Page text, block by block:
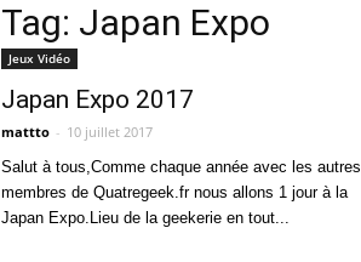
Tag: Japan Expo
Jeux Vidéo
Japan Expo 2017
mattto - 10 juillet 2017
Salut à tous,Comme chaque année avec les autres
membres de Quatregeek.fr nous allons 1 jour à la
Japan Expo.Lieu de la geekerie en tout...